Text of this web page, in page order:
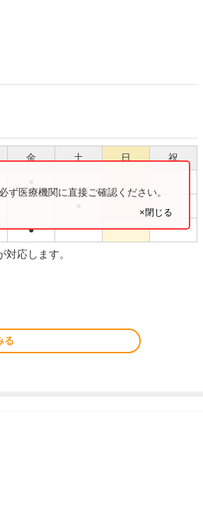
金 土 日 祝
●
医療機関に直接ご確認ください。
×閉じる
応します。
る